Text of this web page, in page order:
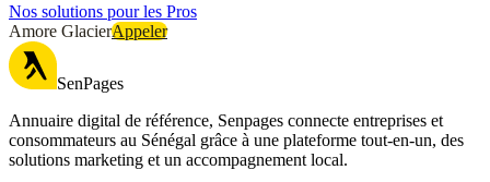
Nos solutions pour les Pros
Amore GlacierAppeler
SenPages
Annuaire digital de référence, Senpages connecte entreprises et
consommateurs au Sénégal grâce à une plateforme tout-en-un, des
solutions marketing et un accompagnement local.